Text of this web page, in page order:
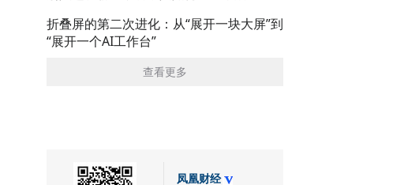
折叠屏的第二次进化：从“展开一块大屏”到
“展开一个AI工作台”
查看更多
凤凰财经